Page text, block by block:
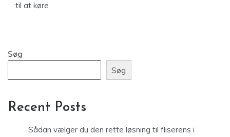
til at køre
Søg
Søg
Recent Posts
Sådan vælger du den rette løsning til fliserens i